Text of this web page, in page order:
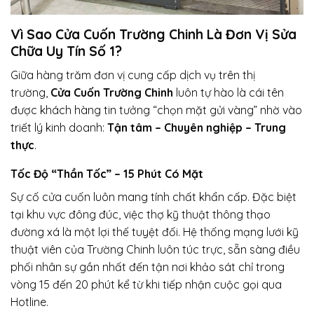
Vì Sao Cửa Cuốn Trường Chinh Là Đơn Vị Sửa
Chữa Uy Tín Số 1?
Giữa hàng trăm đơn vị cung cấp dịch vụ trên thị
trường, Cửa Cuốn Trường Chinh luôn tự hào là cái tên
được khách hàng tin tưởng “chọn mặt gửi vàng” nhờ vào
triết lý kinh doanh: Tận tâm – Chuyên nghiệp – Trung
thực.
Tốc Độ “Thần Tốc” – 15 Phút Có Mặt
Sự cố cửa cuốn luôn mang tính chất khẩn cấp. Đặc biệt
tại khu vực đông đúc, việc thợ kỹ thuật thông thạo
đường xá là một lợi thế tuyệt đối. Hệ thống mạng lưới kỹ
thuật viên của Trường Chinh luôn túc trực, sẵn sàng điều
phối nhân sự gần nhất đến tận nơi khảo sát chỉ trong
vòng 15 đến 20 phút kể từ khi tiếp nhận cuộc gọi qua
Hotline.